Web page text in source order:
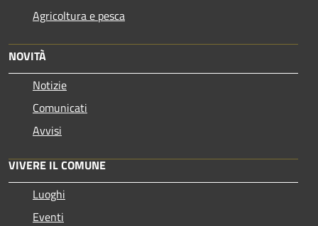
Agricoltura e pesca
NOVITÀ
Notizie
Comunicati
Avvisi
VIVERE IL COMUNE
Luoghi
Eventi